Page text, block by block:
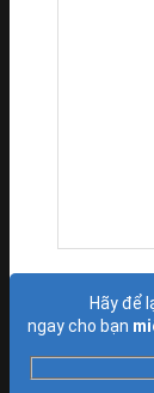
Hãy để
ngay cho bạn